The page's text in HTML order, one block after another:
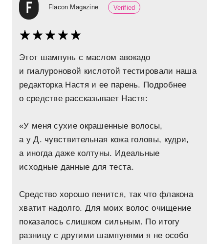
Flacon Magazine Verified
Этот шампунь с маслом авокадо
и гиалуроновой кислотой тестировали наша
редакторка Настя и ее парень. Подробнее
о средстве рассказывает Настя:
«У меня сухие окрашенные волосы,
а у Д. чувствительная кожа головы, кудри,
а иногда даже колтуны. Идеальные
исходные данные для теста.
Средство хорошо пенится, так что флакона
хватит надолго. Для моих волос очищение
показалось слишком сильным. По итогу
разницу с другими шампунями я не особо